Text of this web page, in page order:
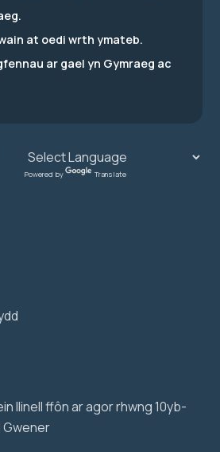
llinell ffôn ar agor rhwng 10yb-
Gwener
at oedi wrth ymateb.
ar gael yn Gymraeg ac
Powered by Translate